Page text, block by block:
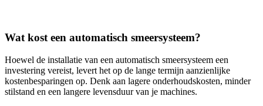
Wat kost een automatisch smeersysteem?
Hoewel de installatie van een automatisch smeersysteem een
investering vereist, levert het op de lange termijn aanzienlijke
kostenbesparingen op. Denk aan lagere onderhoudskosten, minder
stilstand en een langere levensduur van je machines.